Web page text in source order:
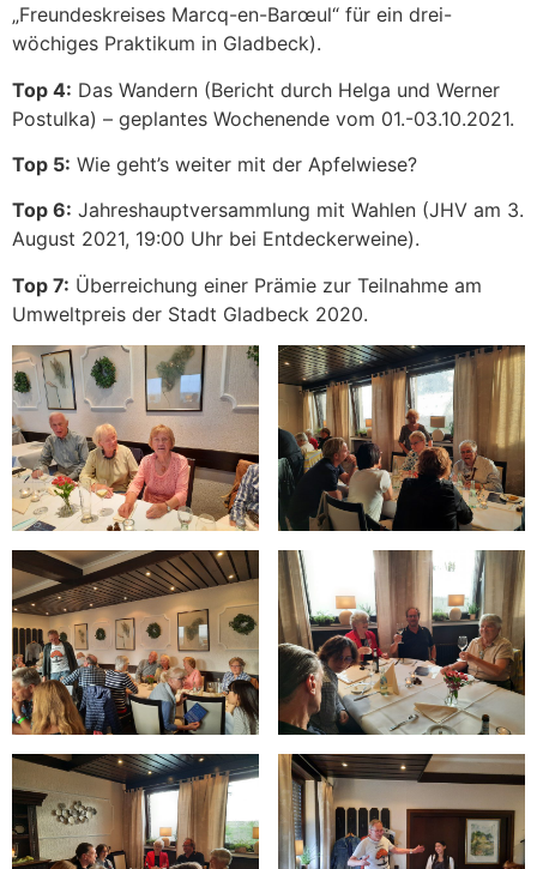
„Freundeskreises Marcq-en-Barœul“ für ein drei-
wöchiges Praktikum in Gladbeck).
Top 4: Das Wandern (Bericht durch Helga und Werner
Postulka) – geplantes Wochenende vom 01.-03.10.2021.
Top 5: Wie geht’s weiter mit der Apfelwiese?
Top 6: Jahreshauptversammlung mit Wahlen (JHV am 3.
August 2021, 19:00 Uhr bei Entdeckerweine).
Top 7: Überreichung einer Prämie zur Teilnahme am
Umweltpreis der Stadt Gladbeck 2020.